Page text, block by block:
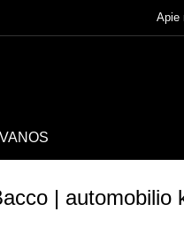
Apie
| automobilio